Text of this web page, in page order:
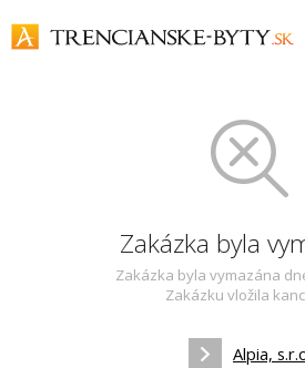
Zakázka byla
Zakázka byla vymazána
Zakázku vložila
Alpia,